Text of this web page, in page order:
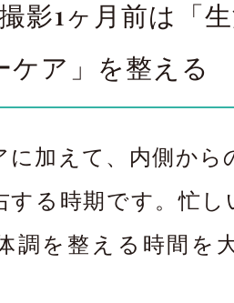
影1ヶ月前は「
ケア」を整える
に加えて、内側から
する時期です。忙し
調を整える時間を